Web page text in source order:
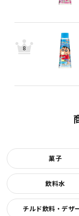
菓子
飲料水
チルド飲料・デザ